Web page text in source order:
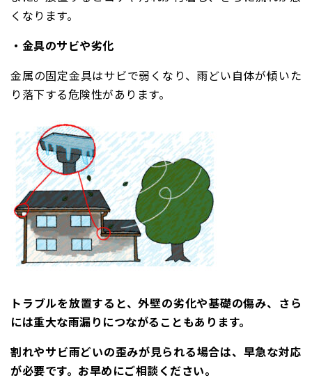
くなります。
・金具のサビや劣化
金属の固定金具はサビで弱くなり、雨どい自体が傾いた
り落下する危険性があります。
トラブルを放置すると、外壁の劣化や基礎の傷み、さら
には重大な雨漏りにつながることもあります。
割れやサビ雨どいの歪みが見られる場合は、早急な対応
が必要です。お早めにご相談ください。